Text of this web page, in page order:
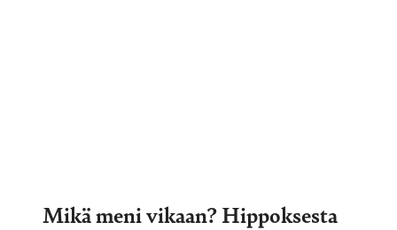
Mikä meni vikaan? Hippoksesta